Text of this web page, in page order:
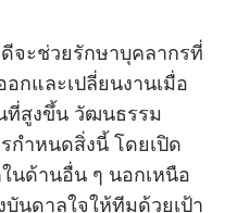
จะช่วยรักษาบุคลากรที่
กและเปลี่ยนงานเมื่อ
ที่สูงขึ้น วัฒนธรรม
กำหนดสิ่งนี้ โดยเปิด
นด้านอื่น ๆ นอกเหนือ
นดาลใจให้ทีมด้วยเป้า